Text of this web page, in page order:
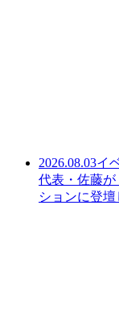
2026.08.03イ
代表・佐藤が
ションに登壇